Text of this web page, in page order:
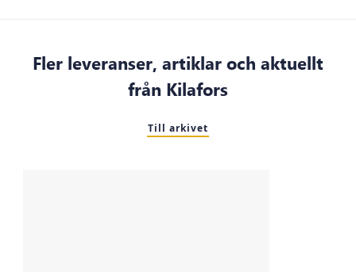
Fler leveranser, artiklar och aktuellt
från Kilafors
Till arkivet